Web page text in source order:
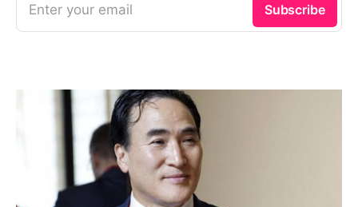
Enter your email Subscribe